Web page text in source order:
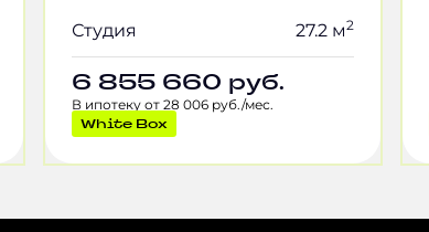
Студия 27.2 м2
6 855 660 руб.
В ипотеку от 28 006 руб./мес.
White Box